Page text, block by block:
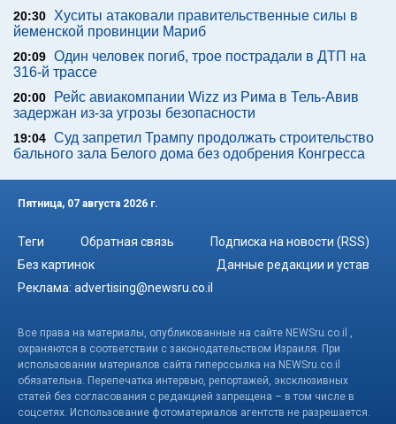
20:30 Хуситы атаковали правительственные силы в
йеменской провинции Мариб
20:09 Один человек погиб, трое пострадали в ДТП на
316-й трассе
20:00
Рейс авиакомпании Wizz из Рима в Тель-Авив
задержан из-за угрозы безопасности
19:04 Суд запретил Трампу продолжать строительство
бального зала Белого дома без одобрения Конгресса
Пятница, 07 августа 2026 г.
Теги Обратная связь
Подписка на новости (RSS)
Без картинок
Данные редакции и устав
Реклама: advertising@newsru.co.il
Все права на материалы, опубликованные на сайте NEWSru.co.il ,
охраняются в соответствии с законодательством Израиля. При
использовании материалов сайта гиперссылка на NEWSru.co.il
обязательна. Перепечатка интервью, репортажей, эксклюзивных
статей без согласования с редакцией запрещена – в том числе в
соцсетях. Использование фотоматериалов агентств не разрешается.